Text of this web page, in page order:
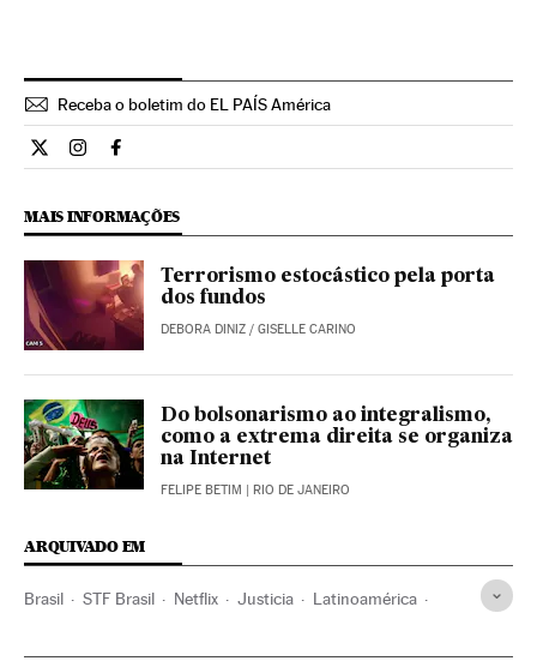
Receba o boletim do EL PAÍS América
Cultura El País Brasil en Twitter
Cultura El País Brasil en Instagram
Cultura El País Brasil en Facebook
MAIS INFORMAÇÕES
Terrorismo estocástico pela porta
dos fundos
DEBORA DINIZ / GISELLE CARINO
Do bolsonarismo ao integralismo,
como a extrema direita se organiza
na Internet
FELIPE BETIM | RIO DE JANEIRO
ARQUIVADO EM
Brasil STF Brasil Netflix Justicia Latinoamérica